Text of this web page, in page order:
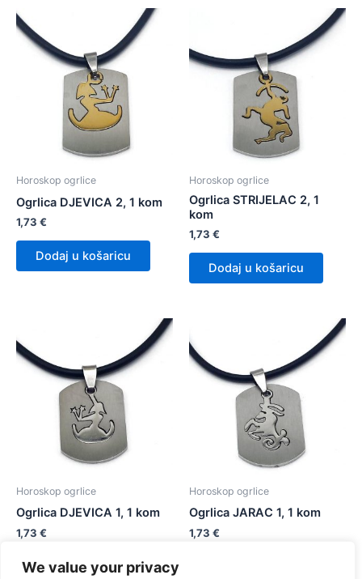
We value your privacy
Horoskop ogrlice
Ogrlica DJEVICA 2, 1 kom
1,73 €
Dodaj u košaricu
Horoskop ogrlice
Ogrlica STRIJELAC 2, 1
kom
1,73 €
Dodaj u košaricu
Horoskop ogrlice
Ogrlica DJEVICA 1, 1 kom
1,73 €
Dodaj u košaricu
Horoskop ogrlice
Ogrlica JARAC 1, 1 kom
1,73 €